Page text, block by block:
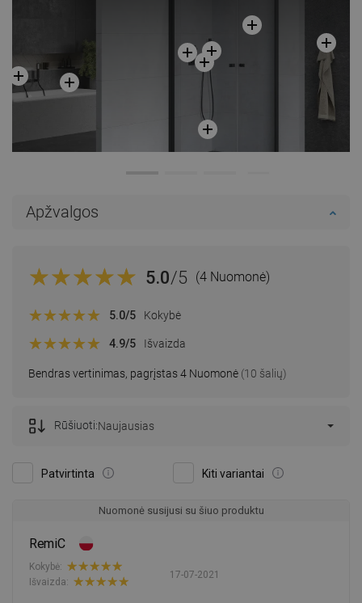
Apžvalgos
5.0/5 (4 Nuomonė)
Bendras vertinimas, pagrįstas 4 Nuomonė (10 šalių)
5.0/5 Kokybė
4.9/5 Išvaizda
Patvirtinta Kiti variantai
Rūšiuoti:Naujausias
Nuomonė susijusi su šiuo produktu
RemiC
17-07-2021
Kokybė:
Išvaizda: